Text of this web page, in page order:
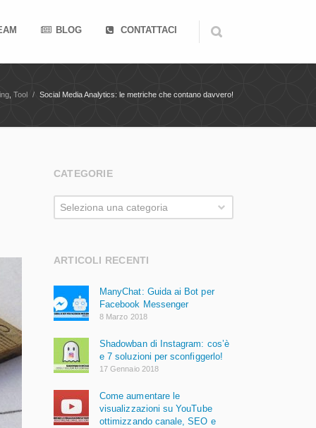
BLOG CONTATTACI
Tool / Social Media Analytics: le metriche che contano davvero!
CATEGORIE
Categorie
Seleziona una categoria
ARTICOLI RECENTI
ManyChat: Guida ai Bot per
Facebook Messenger
8 Marzo 2018
Shadowban di Instagram: cos’è
e 7 soluzioni per sconfiggerlo!
17 Gennaio 2018
Come aumentare le
visualizzazioni su YouTube
ottimizzando canale, SEO e